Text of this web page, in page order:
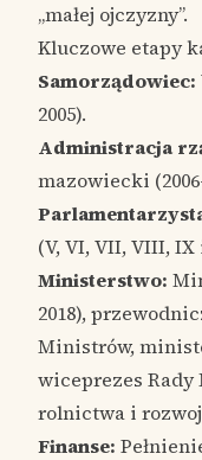
„małej ojczyzny”.
Kluczowe etapy
Samorządowiec:
2005).
Administracja
mazowiecki
(V, VI, VII, VIII,
Ministerstwo:
2018),
Ministrów,
wiceprezes
rolnictwa i
Finanse: